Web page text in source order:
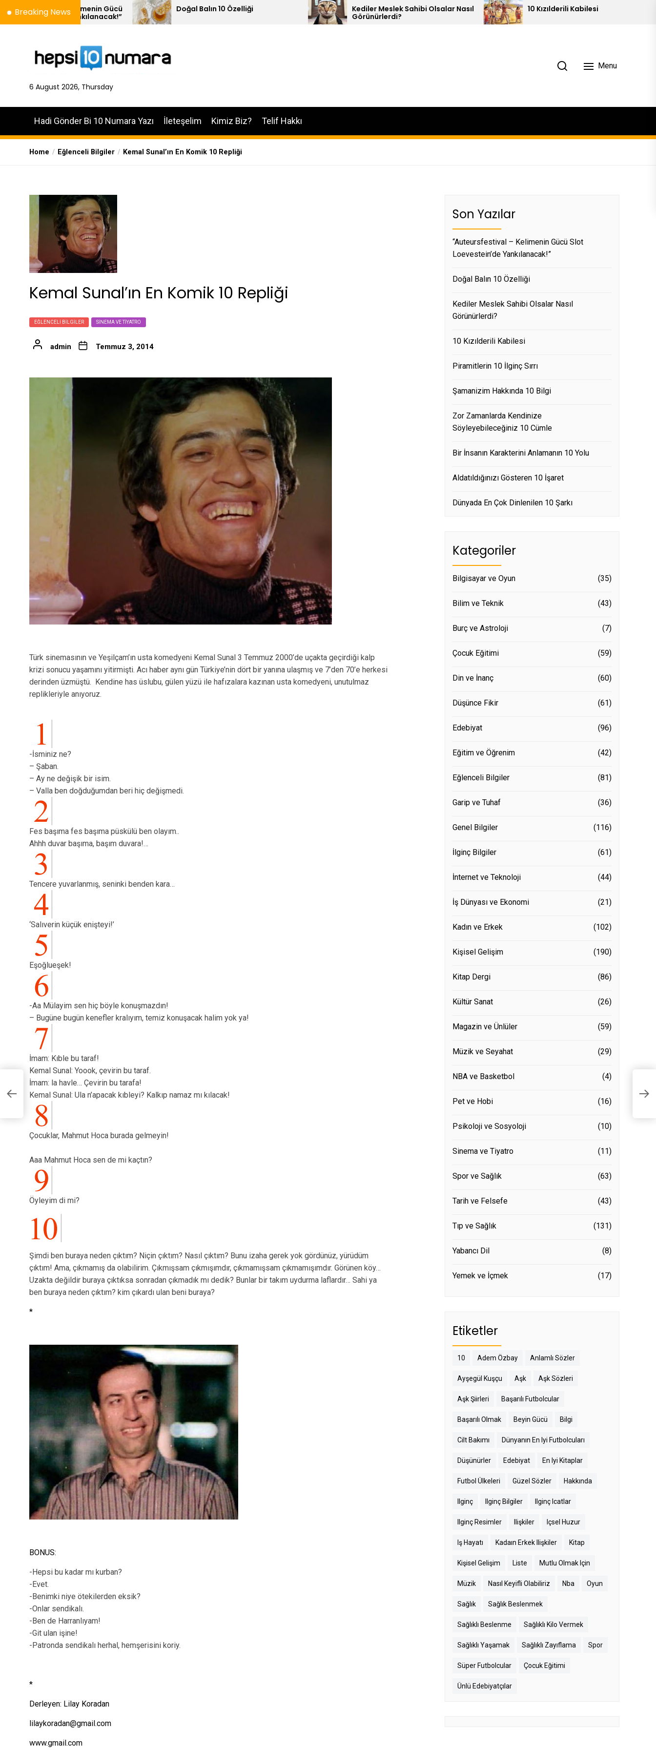
Breaking News
Kelimenin Gücü
Yankılanacak!”
Doğal Balın 10 Özelliği
Kediler Meslek Sahibi Olsalar Nasıl
Görünürlerdi?
10 Kızılderili Kabilesi
6 August 2026, Thursday
Menu
Hadi Gönder Bi 10 Numara Yazı İleteşelim Kimiz Biz? Telif Hakkı
Home Eğlenceli Bilgiler Kemal Sunal’ın En Komik 10 Repliği
Kemal Sunal’ın En Komik 10 Repliği
EĞLENCELI BILGILER SINEMA VE TIYATRO
admin Temmuz 3, 2014
Türk sinemasının ve Yeşilçam’ın usta komedyeni Kemal Sunal 3 Temmuz 2000’de uçakta geçirdiği kalp
krizi sonucu yaşamını yitirmişti. Acı haber aynı gün Türkiye’nin dört bir yanına ulaşmış ve 7’den 70’e herkesi
derinden üzmüştü. Kendine has üslubu, gülen yüzü ile hafızalara kazınan usta komedyeni, unutulmaz
replikleriyle anıyoruz.
-İsminiz ne?
– Şaban.
– Ay ne değişik bir isim.
– Valla ben doğduğumdan beri hiç değişmedi.
Fes başıma fes başıma püskülü ben olayım..
Ahhh duvar başıma, başım duvara!…
Tencere yuvarlanmış, seninki benden kara…
‘Salıverin küçük enişteyi!’
Eşoğlueşek!
-Aa Mülayim sen hiç böyle konuşmazdın!
– Bugüne bugün kenefler kralıyım, temiz konuşacak halim yok ya!
İmam: Kıble bu taraf!
Kemal Sunal: Yoook, çevirin bu taraf.
İmam: la havle… Çevirin bu tarafa!
Kemal Sunal: Ula n’apacak kıbleyi? Kalkıp namaz mı kılacak!
Çocuklar, Mahmut Hoca burada gelmeyin!
Aaa Mahmut Hoca sen de mi kaçtın?
Öyleyim di mi?
Şimdi ben buraya neden çıktım? Niçin çıktım? Nasıl çıktım? Bunu izaha gerek yok gördünüz, yürüdüm
çıktım! Ama, çıkmamış da olabilirim. Çıkmışsam çıkmışımdır, çıkmamışsam çıkmamışımdır. Görünen köy…
Uzakta değildir buraya çıktıksa sonradan çıkmadık mı dedik? Bunlar bir takım uydurma laflardır… Sahi ya
ben buraya neden çıktım? kim çıkardı ulan beni buraya?
*
BONUS:
-Hepsi bu kadar mı kurban?
-Evet.
-Benimki niye ötekilerden eksik?
-Onlar sendikalı.
-Ben de Harranlıyam!
-Git ulan işine!
-Patronda sendikalı herhal, hemşerisini koriy.
*
Derleyen: Lilay Koradan
lilaykoradan@gmail.com
www.gmail.com
Son Yazılar
“Auteursfestival – Kelimenin Gücü Slot
Loevestein’de Yankılanacak!”
Doğal Balın 10 Özelliği
Kediler Meslek Sahibi Olsalar Nasıl
Görünürlerdi?
10 Kızılderili Kabilesi
Piramitlerin 10 İlginç Sırrı
Şamanizim Hakkında 10 Bilgi
Zor Zamanlarda Kendinize
Söyleyebileceğiniz 10 Cümle
Bir İnsanın Karakterini Anlamanın 10 Yolu
Aldatıldığınızı Gösteren 10 İşaret
Dünyada En Çok Dinlenilen 10 Şarkı
Kategoriler
Bilgisayar ve Oyun (35)
Bilim ve Teknik (43)
Burç ve Astroloji (7)
Çocuk Eğitimi (59)
Din ve İnanç (60)
Düşünce Fikir (61)
Edebiyat (96)
Eğitim ve Öğrenim (42)
Eğlenceli Bilgiler (81)
Garip ve Tuhaf (36)
Genel Bilgiler (116)
İlginç Bilgiler (61)
İnternet ve Teknoloji (44)
İş Dünyası ve Ekonomi (21)
Kadın ve Erkek (102)
Kişisel Gelişim (190)
Kitap Dergi (86)
Kültür Sanat (26)
Magazin ve Ünlüler (59)
Müzik ve Seyahat (29)
NBA ve Basketbol (4)
Pet ve Hobi (16)
Psikoloji ve Sosyoloji (10)
Sinema ve Tiyatro (11)
Spor ve Sağlık (63)
Tarih ve Felsefe (43)
Tıp ve Sağlık (131)
Yabancı Dil (8)
Yemek ve İçmek (17)
Etiketler
10 Adem Özbay Anlamlı Sözler
Ayşegül Kuşçu Aşk Aşk Sözleri
Aşk Şiirleri Başarılı Futbolcular
Başarılı Olmak Beyin Gücü Bilgi
Cilt Bakımı Dünyanın En Iyi Futbolcuları
Düşünürler Edebiyat En Iyi Kitaplar
Futbol Ülkeleri Güzel Sözler Hakkında
Ilginç Ilginç Bilgiler Ilginç Icatlar
Ilginç Resimler Ilişkiler Içsel Huzur
Iş Hayatı Kadaın Erkek Ilişkiler Kitap
Kişisel Gelişim Liste Mutlu Olmak Için
Müzik Nasıl Keyifli Olabiliriz Nba Oyun
Sağlık Sağlık Beslenmek
Sağlıklı Beslenme Sağlıklı Kilo Vermek
Sağlıklı Yaşamak Sağlıklı Zayıflama Spor
Süper Futbolcular Çocuk Eğitimi
Ünlü Edebiyatçılar